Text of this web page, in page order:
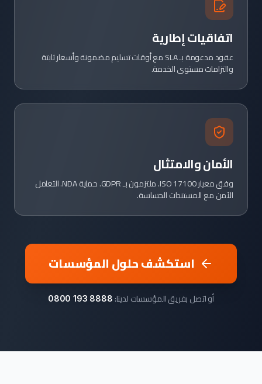
اتفاقيات إطارية
عقود مدعومة بـ SLA مع أوقات تسليم مضمونة وأسعار ثابتة
والتزامات مستوى الخدمة.
الأمان والامتثال
وفق معيار ISO 17100. ملتزمون بـ GDPR. حماية NDA. التعامل
الآمن مع المستندات الحساسة.
استكشف حلول المؤسسات
أو اتصل بفريق المؤسسات لدينا: 0800 193 8888